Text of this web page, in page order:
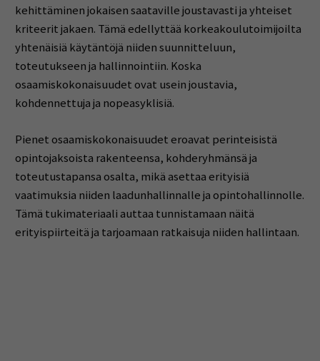
kehittäminen jokaisen saataville joustavasti ja yhteiset
kriteerit jakaen. Tämä edellyttää korkeakoulutoimijoilta
yhtenäisiä käytäntöjä niiden suunnitteluun,
toteutukseen ja hallinnointiin. Koska
osaamiskokonaisuudet ovat usein joustavia,
kohdennettuja ja nopeasyklisiä.
Pienet osaamiskokonaisuudet eroavat perinteisistä
opintojaksoista rakenteensa, kohderyhmänsä ja
toteutustapansa osalta, mikä asettaa erityisiä
vaatimuksia niiden laadunhallinnalle ja opintohallinnolle.
Tämä tukimateriaali auttaa tunnistamaan näitä
erityispiirteitä ja tarjoamaan ratkaisuja niiden hallintaan.